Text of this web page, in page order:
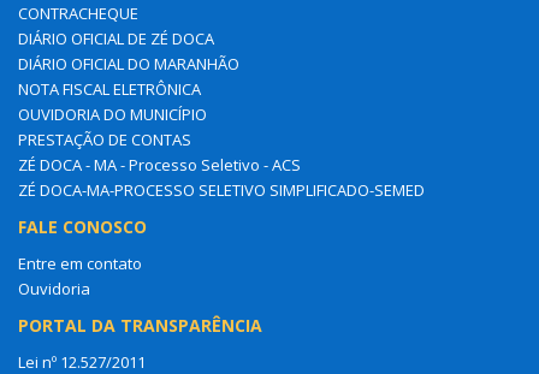
CONTRACHEQUE
DIÁRIO OFICIAL DE ZÉ DOCA
DIÁRIO OFICIAL DO MARANHÃO
NOTA FISCAL ELETRÔNICA
OUVIDORIA DO MUNICÍPIO
PRESTAÇÃO DE CONTAS
ZÉ DOCA - MA - Processo Seletivo - ACS
ZÉ DOCA-MA-PROCESSO SELETIVO SIMPLIFICADO-SEMED
FALE CONOSCO
Entre em contato
Ouvidoria
PORTAL DA TRANSPARÊNCIA
Lei nº 12.527/2011